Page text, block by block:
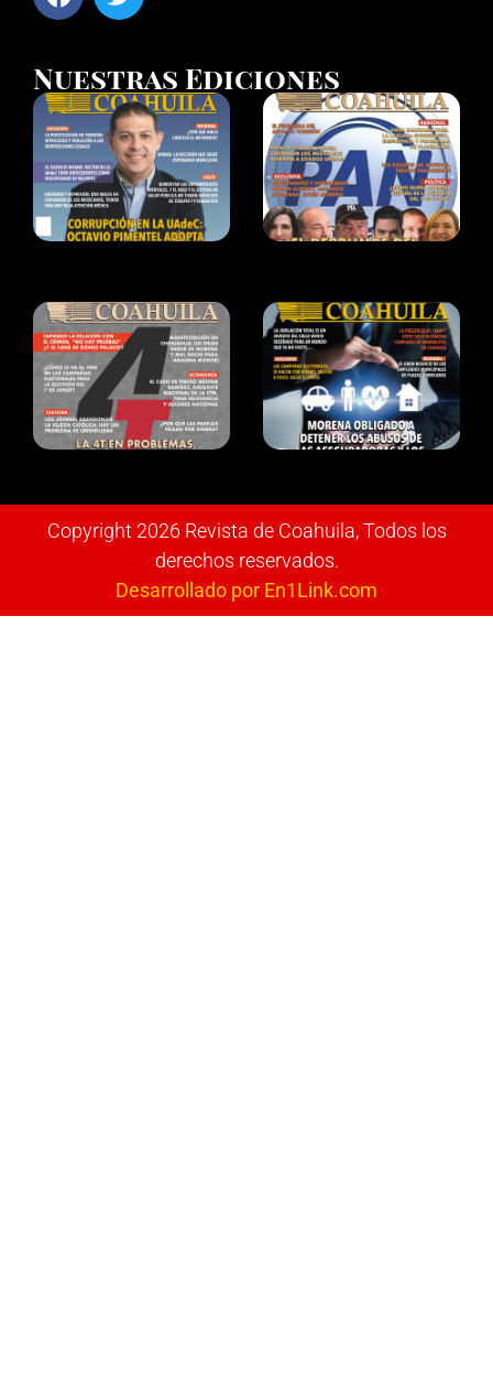
Nuestras Ediciones
Copyright 2026 Revista de Coahuila, Todos los
derechos reservados.
Desarrollado por En1Link.com